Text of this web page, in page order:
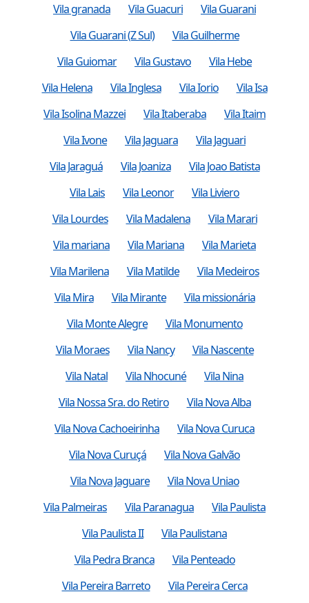
Vila granada
Vila Guacuri
Vila Guarani
Vila Guarani (Z Sul)
Vila Guilherme
Vila Guiomar
Vila Gustavo
Vila Hebe
Vila Helena
Vila Inglesa Vila Iorio
Vila Isa
Vila Isolina Mazzei
Vila Itaberaba
Vila Itaim
Vila Ivone
Vila Jaguara
Vila Jaguari
Vila Jaraguá
Vila Joaniza
Vila Joao Batista
Vila Lais
Vila Leonor
Vila Liviero
Vila Lourdes
Vila Madalena
Vila Marari
Vila mariana
Vila Mariana
Vila Marieta
Vila Marilena
Vila Matilde
Vila Medeiros
Vila Mira
Vila Mirante
Vila missionária
Vila Monte Alegre
Vila Monumento
Vila Moraes
Vila Nancy
Vila Nascente
Vila Natal
Vila Nhocuné
Vila Nina
Vila Nossa Sra. do Retiro
Vila Nova Alba
Vila Nova Cachoeirinha
Vila Nova Curuca
Vila Nova Curuçá
Vila Nova Galvão
Vila Nova Jaguare
Vila Nova Uniao
Vila Palmeiras
Vila Paranagua
Vila Paulista
Vila Paulista II
Vila Paulistana
Vila Pedra Branca
Vila Penteado
Vila Pereira Barreto
Vila Pereira Cerca